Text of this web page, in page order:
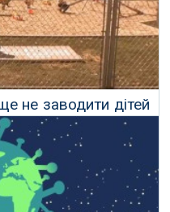
не заводити дітей
клімату
р.